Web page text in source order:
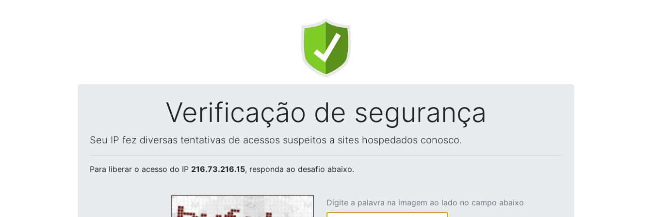
Verificação de segurança
Seu IP fez diversas tentativas de acessos suspeitos a sites hospedados conosco.
Para liberar o acesso do IP 216.73.216.15, responda ao desafio abaixo.
Digite a palavra na imagem ao lado no campo abaixo